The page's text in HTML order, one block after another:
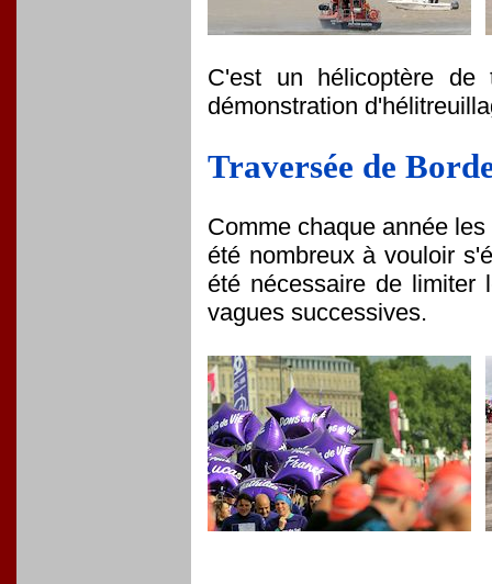
C'est un hélicoptère
démonstration
Traversée de
Comme chaque année
été nombreux à vouloir
été nécessaire de limiter
vagues successives.